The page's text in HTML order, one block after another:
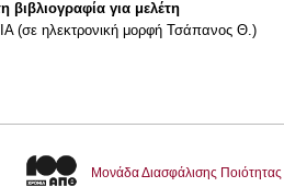
βιβλιογραφία για μελέτη
(σε ηλεκτρονική μορφή Τσάπανος Θ.)
Μονάδα Διασφάλισης Ποιότητας